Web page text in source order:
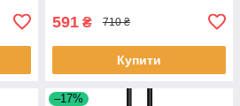
591 ₴ 710 ₴
Купити
–17%